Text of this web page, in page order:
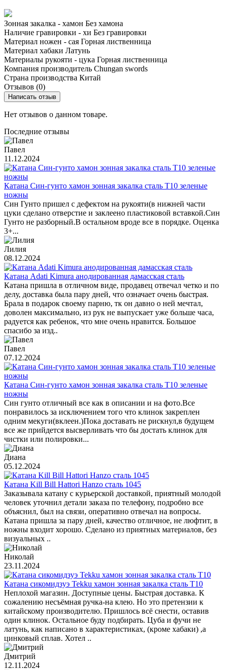
Зонная закалка - хамон Без хамона
Наличие гравировки - хи Без гравировки
Материал ножен - сая Горная лиственница
Материал хабаки Латунь
Материалы рукояти - цука Горная лиственница
Компания производитель Chungan swords
Страна производства Китай
Отзывов (0)
Написать отзыв
Нет отзывов о данном товаре.
Последние отзывы
Павел
11.12.2024
Катана Син-гунто хамон зонная закалка сталь T10 зеленые
ножны
Син Гунто пришел с дефектом на рукояти(в нижней части
цуки сделано отверстие и заклеено пластиковой вставкой.Син
Гунто не разборный.В остальном вроде все в порядке. Оценка
3+...
Лилия
08.12.2024
Катана Adati Kimura анодированная дамасская сталь
Катана пришла в отличном виде, продавец отвечал четко и по
делу, доставка была пару дней, что означает очень быстрая.
Брала в подарок своему парню, тк он давно о ней мечтал,
доволен максимально, из рук не выпускает уже больше часа,
радуется как ребенок, что мне очень нравится. Большое
спасибо за изд..
Павел
07.12.2024
Катана Син-гунто хамон зонная закалка сталь T10 зеленые
ножны
Син гунто отличный все как в описании и на фото.Все
понравилось за исключением того что клинок закреплен
одним мекуги(вклеен.)Пока доставать не рискнул,в будущем
все же прийдется высверливать что бы достать клинок для
чистки или полировки...
Диана
05.12.2024
Катана Kill Bill Hattori Hanzo сталь 1045
Заказывала катану с курьерской доставкой, приятный молодой
человек уточнил детали заказа по телефону, подробно все
объяснил, был на связи, оперативно отвечал на вопросы.
Катана пришла за пару дней, качество отличное, не люфтит, в
ножны входит хорошо. Сделано из приятных материалов, без
визуальных ..
Николай
23.11.2024
Катана сикомидзуэ Tekku хамон зонная закалка сталь T10
Неплохой магазин. Доступные цены. Быстрая доставка. К
сожалению несъёмная ручка-на клею. Но это претензии к
китайскому производителю. Пришлось всё снести, оставив
один клинок. Остальное буду подбирать. Цуба и фучи не
латунь, как написано в характеристиках, (кроме хабаки) ,а
цинковый сплав. Хотел ..
Дмитрий
12.11.2024